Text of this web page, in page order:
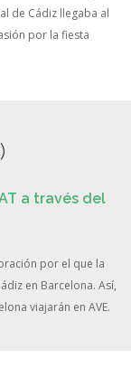
de Cádiz llegaba al
por la fiesta
a través del
por el que la
en Barcelona. Así,
viajarán en AVE.